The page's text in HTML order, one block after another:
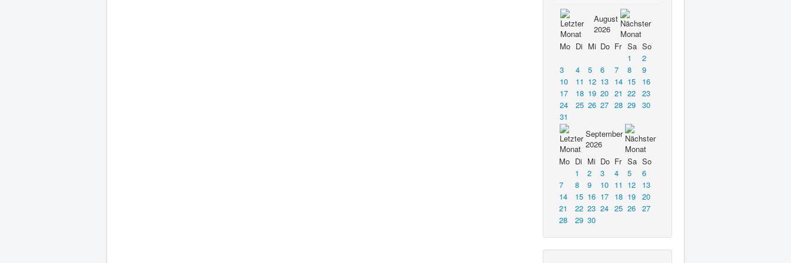
August
2026
Mo Di Mi Do Fr Sa So
1
2
3
4 5 6 7 8
9
10
11 12 13 14 15
16
17
18 19 20 21 22
23
24
25 26 27 28 29
30
31
September
2026
Mo Di Mi Do Fr Sa So
1
2 3 4 5
6
7
8 9 10 11 12
13
14
15 16 17 18 19
20
21
22 23 24 25 26
27
28
29 30